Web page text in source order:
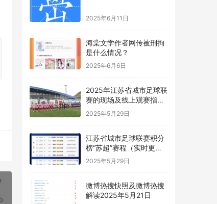
2025年6月11日
海棠文学作者网传被刑拘
是什么情况？
2025年6月6日
2025年江苏省城市足球联
赛的现场及线上观赛指南
“苏超”
2025年5月29日
江苏省城市足球联赛积分
榜“苏超”赛程（实时更
新）
2025年5月29日
微博热搜快照及微博热搜
解读2025年5月21日